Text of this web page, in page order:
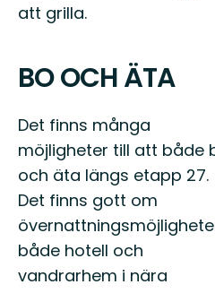
att grilla.
BO OCH ÄTA
Det finns många
möjligheter till att både
och äta längs etapp 27.
Det finns gott om
både hotell och
vandrarhem i nära